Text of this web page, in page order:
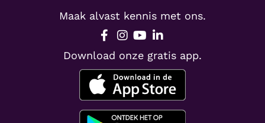
Maak alvast kennis met ons.
Download onze gratis app.